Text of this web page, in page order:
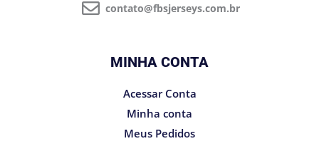
contato@fbsjerseys.com.br
MINHA CONTA
Acessar Conta
Minha conta
Meus Pedidos